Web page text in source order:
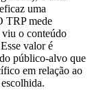
uma
TRP mede
viu o conteúdo
valor é
público-alvo que
em relação ao